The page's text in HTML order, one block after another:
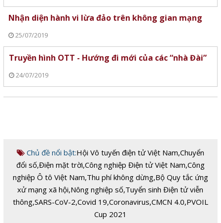
Nhận diện hành vi lừa đảo trên không gian mạng
25/07/2019
Truyền hình OTT - Hướng đi mới của các “nhà Đài”
24/07/2019
Chủ đề nổi bật:Hội Vô tuyến điện tử Việt Nam,Chuyển
đổi số,Điện mặt trời,Công nghiệp Điện tử Việt Nam,Công
nghiệp Ô tô Việt Nam,Thu phí không dừng,Bộ Quy tắc ứng
xử mạng xã hội,Nông nghiệp số,Tuyển sinh Điện tử viễn
thông,SARS-CoV-2,Covid 19,Coronavirus,CMCN 4.0,PVOIL
Cup 2021